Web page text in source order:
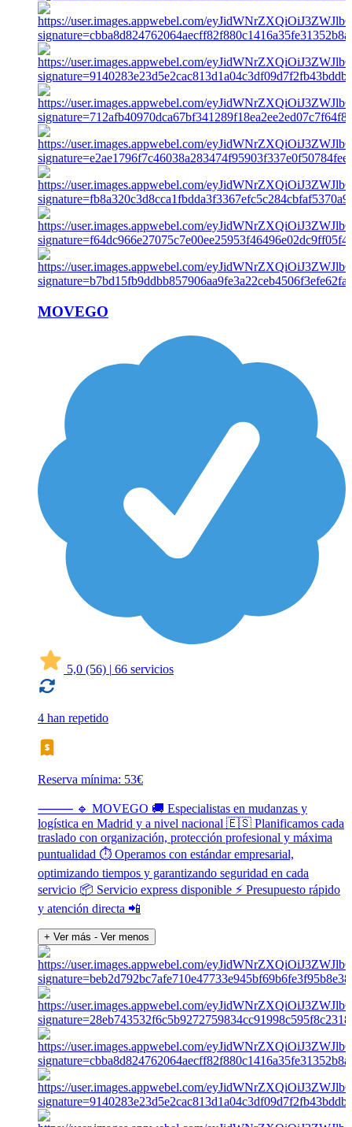
MOVEGO
5,0 (56) | 66 servicios
4 han repetido
Reserva mínima: 53€
⸻ 🔹 MOVEGO 🚚 Especialistas en mudanzas y
logística en Madrid y a nivel nacional 🇪🇸 Planificamos cada
traslado con organización, protección profesional y máxima
puntualidad ⏱️ Operamos con estándar empresarial,
optimizando tiempos y garantizando seguridad en cada
servicio 📦 Servicio express disponible ⚡ Presupuesto rápido
y atención directa 📲
+ Ver más - Ver menos